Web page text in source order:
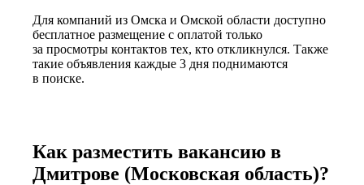
Для компаний из Омска и Омской области доступно
бесплатное размещение с оплатой только
за просмотры контактов тех, кто откликнулся. Также
такие объявления каждые 3 дня поднимаются
в поиске.
Как разместить вакансию в
Дмитрове (Московская область)?